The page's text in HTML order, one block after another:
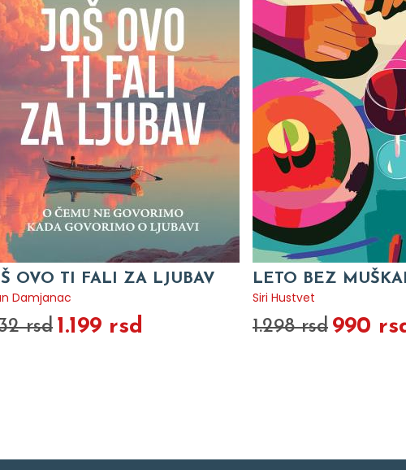
OVO TI FALI ZA LJUBAV
Damjanac
rsd 1.199 rsd
LETO BEZ
Siri Hustvet
1.298 rsd 990